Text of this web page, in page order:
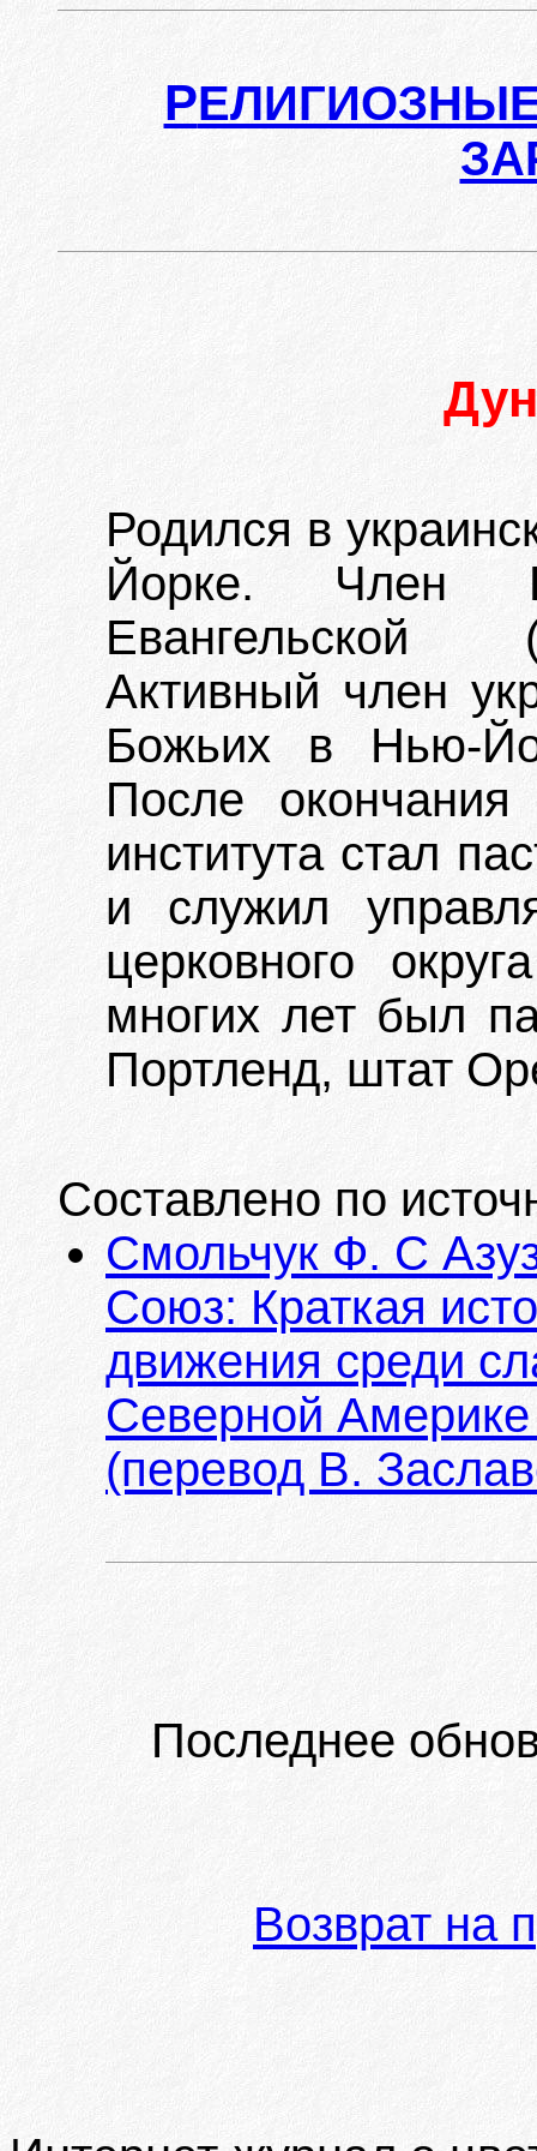
Р
Родился в
Йорке. Член
Евангельской
Активный член
Божьих в Нью-
После окончания
института стал
и служил
церковного
многих лет был
Портленд, штат
Составлено по
Смольчук Ф. С
Союз: Краткая
движения среди
Северной Америке
(перевод В.
Последнее
Возврат на